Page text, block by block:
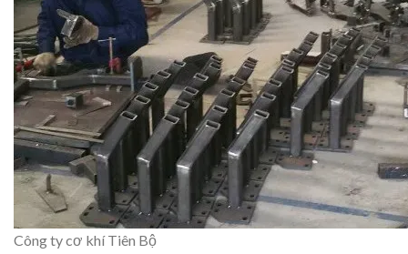
Công ty cơ khí Tiên Bộ